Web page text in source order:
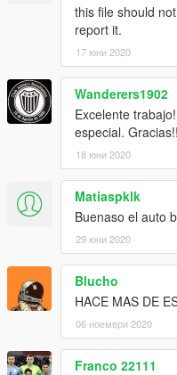
this file should
report it.
17 юни 2020
Wanderers1902
Excelente
especial. Gracias!!
18 юни 2020
Matiaspklk
Buenaso el auto
29 юни 2020
Blucho
HACE MAS DE
06 ноември 2020
Franco 22111